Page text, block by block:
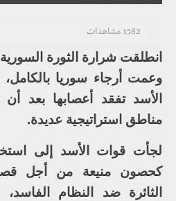
1582 مشاهدات
وعمت أرجاء سوريا
الأسد تفقد أعصابها بعد
مناطق استراتيجية عديدة.
لجأت قوات الأسد إلى
كحصون منيعة من أجل
الثائرة ضد النظام